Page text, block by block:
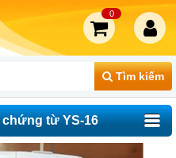
Tìm kiếm
0
từ YS-16